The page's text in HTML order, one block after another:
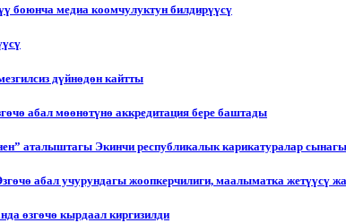
боюнча медиа коомчулуктун билдирүүсү
дүйнөдөн кайтты
абал мөөнөтүнө аккредитация бере баштады
аталыштагы Экинчи республикалык карикатуралар
абал учурундагы жоопкерчилиги, маалыматка жетүүсү
өзгөчө кырдаал киргизилди